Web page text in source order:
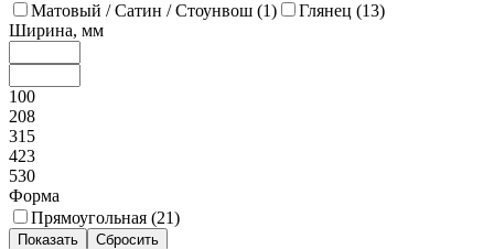
Матовый / Сатин / Стоунвош (1) Глянец (13)
Ширина, мм
100
208
315
423
530
Форма
Прямоугольная (21)